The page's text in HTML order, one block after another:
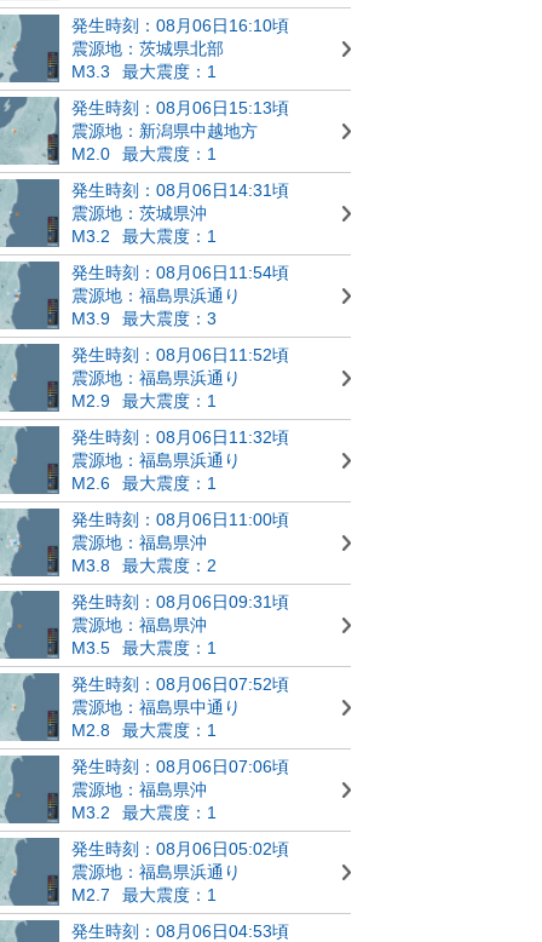
発生時刻：08月06日16:10頃
震源地：茨城県北部
M3.3
最大震度：1
発生時刻：08月06日15:13頃
震源地：新潟県中越地方
M2.0
最大震度：1
発生時刻：08月06日14:31頃
震源地：茨城県沖
M3.2
最大震度：1
発生時刻：08月06日11:54頃
震源地：福島県浜通り
M3.9
最大震度：3
発生時刻：08月06日11:52頃
震源地：福島県浜通り
M2.9
最大震度：1
発生時刻：08月06日11:32頃
震源地：福島県浜通り
M2.6
最大震度：1
発生時刻：08月06日11:00頃
震源地：福島県沖
M3.8
最大震度：2
発生時刻：08月06日09:31頃
震源地：福島県沖
M3.5
最大震度：1
発生時刻：08月06日07:52頃
震源地：福島県中通り
M2.8
最大震度：1
発生時刻：08月06日07:06頃
震源地：福島県沖
M3.2
最大震度：1
発生時刻：08月06日05:02頃
震源地：福島県浜通り
M2.7
最大震度：1
発生時刻：08月06日04:53頃